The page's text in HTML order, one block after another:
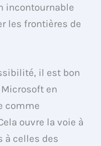
incontournable
les frontières de
il est bon
en
comme
ouvre la voie à
à celles des